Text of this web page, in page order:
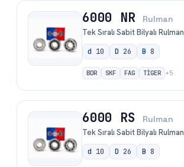
6000 NR Rulman
Tek Sıralı Sabit Bilyalı Rulman
d 10 D 26 B 8
BDR SKF FAG TİGER +5
6000 RS Rulman
Tek Sıralı Sabit Bilyalı Rulman
d 10 D 26 B 8